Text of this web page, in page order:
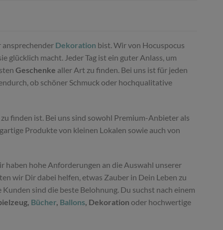
Dekoration bist. Wir von Hocuspocus
glücklich macht. Jeder Tag ist ein guter Anlass, um
Geschenke aller Art zu finden. Bei uns ist für jeden
ob schöner Schmuck oder hochqualitative
finden ist. Bei uns sind sowohl Premium-Anbieter als
Produkte von kleinen Lokalen sowie auch von
haben hohe Anforderungen an die Auswahl unserer
wir Dir dabei helfen, etwas Zauber in Dein Leben zu
sind die beste Belohnung. Du suchst nach einem
Bücher, Ballons, Dekoration oder hochwertige